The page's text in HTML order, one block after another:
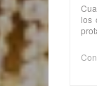
los